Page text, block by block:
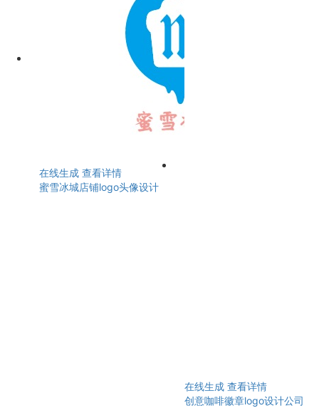
在线生成 查看详情
蜜雪冰城店铺logo头像设计
在线生成 查看详情
创意咖啡徽章logo设计公司